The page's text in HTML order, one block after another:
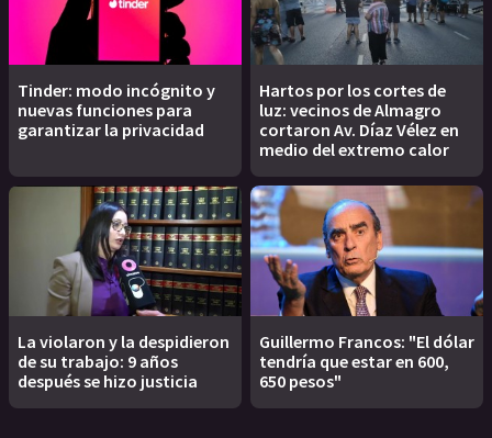
Tinder: modo incógnito y
nuevas funciones para
garantizar la privacidad
Hartos por los cortes de
luz: vecinos de Almagro
cortaron Av. Díaz Vélez en
medio del extremo calor
La violaron y la despidieron
de su trabajo: 9 años
después se hizo justicia
Guillermo Francos: "El dólar
tendría que estar en 600,
650 pesos"